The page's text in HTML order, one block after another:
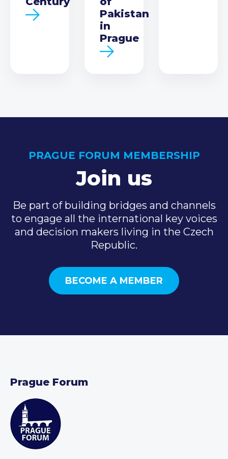
Pakistan
in
Prague
PRAGUE FORUM MEMBERSHIP
Join us
Be part of building bridges and channels
to engage all the international key voices
and decision makers living in the Czech
Republic.
BECOME A MEMBER
Prague Forum